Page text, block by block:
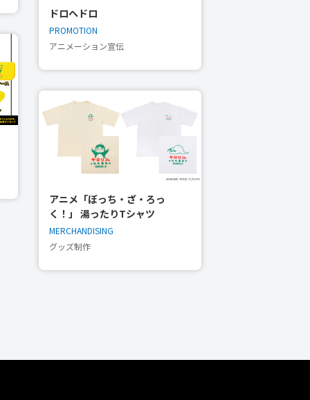
ドロヘドロ
PROMOTION
アニメーション宣伝
アニメ「ぼっち・ざ・ろっ
く！」 湯ったりTシャツ
MERCHANDISING
グッズ制作